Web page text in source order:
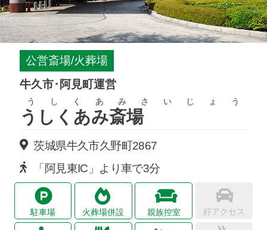
公営斎場/火葬場
牛久市･阿見町運営
うしくあみさいじょう
うしくあみ斎場
茨城県牛久市久野町2867
「阿見東IC」より車で3分
駐車場 火葬場併設 親族控室 好アクセス